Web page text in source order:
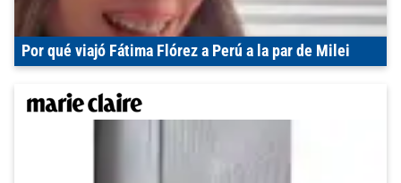
Por qué viajó Fátima Flórez a Perú a la par de Milei